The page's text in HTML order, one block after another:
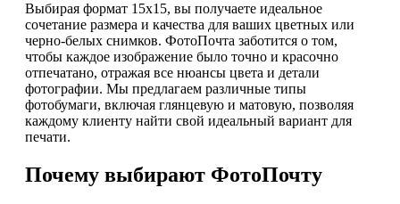
Выбирая формат 15х15, вы получаете идеальное
сочетание размера и качества для ваших цветных или
черно-белых снимков. ФотоПочта заботится о том,
чтобы каждое изображение было точно и красочно
отпечатано, отражая все нюансы цвета и детали
фотографии. Мы предлагаем различные типы
фотобумаги, включая глянцевую и матовую, позволяя
каждому клиенту найти свой идеальный вариант для
печати.
Почему выбирают ФотоПочту